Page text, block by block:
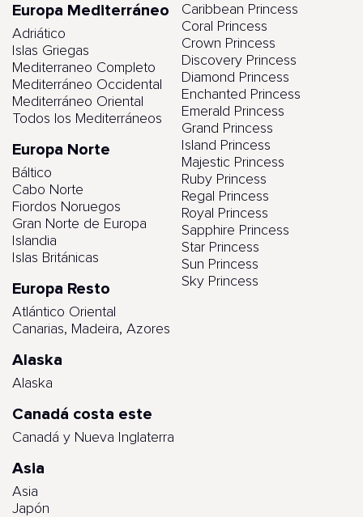
Europa Mediterráneo
Adriático
Islas Griegas
Mediterraneo Completo
Mediterráneo Occidental
Mediterráneo Oriental
Todos los Mediterráneos
Europa Norte
Báltico
Cabo Norte
Fiordos Noruegos
Gran Norte de Europa
Islandia
Islas Británicas
Europa Resto
Atlántico Oriental
Canarias, Madeira, Azores
Alaska
Alaska
Canadá costa este
Canadá y Nueva Inglaterra
Asia
Asia
Japón
Caribbean Princess
Coral Princess
Crown Princess
Discovery Princess
Diamond Princess
Enchanted Princess
Emerald Princess
Grand Princess
Island Princess
Majestic Princess
Ruby Princess
Regal Princess
Royal Princess
Sapphire Princess
Star Princess
Sun Princess
Sky Princess